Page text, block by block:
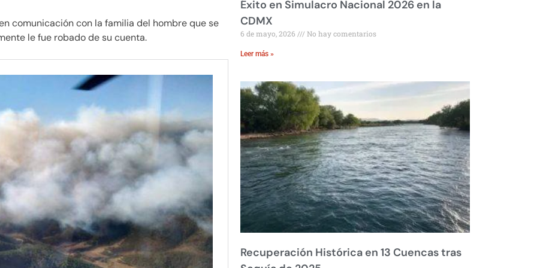
comunicación con la familia del hombre que se
le fue robado de su cuenta.
Éxito en Simulacro Nacional 2026 en la
CDMX
6 de mayo, 2026 No hay comentarios
Leer más »
Recuperación Histórica en 13 Cuencas tras